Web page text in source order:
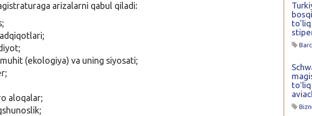
arizalarni qabul qiladi:
(ekologiya) va uning siyosati;
aloqalar;